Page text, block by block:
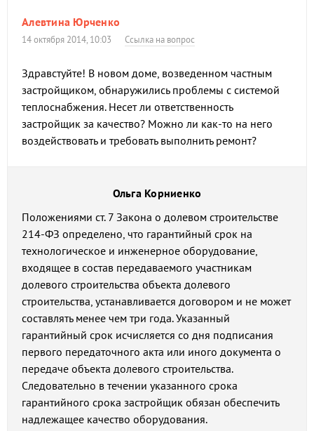
Алевтина Юрченко
14 октября 2014, 10:03 Ссылка на вопрос
Здравстуйте! В новом доме, возведенном частным
застройщиком, обнаружились проблемы с системой
теплоснабжения. Несет ли ответственность
застройщик за качество? Можно ли как-то на него
воздействовать и требовать выполнить ремонт?
Ольга Корниенко
Положениями ст. 7 Закона о долевом строительстве
214-ФЗ определено, что гарантийный срок на
технологическое и инженерное оборудование,
входящее в состав передаваемого участникам
долевого строительства объекта долевого
строительства, устанавливается договором и не может
составлять менее чем три года. Указанный
гарантийный срок исчисляется со дня подписания
первого передаточного акта или иного документа о
передаче объекта долевого строительства.
Следовательно в течении указанного срока
гарантийного срока застройщик обязан обеспечить
надлежащее качество оборудования.